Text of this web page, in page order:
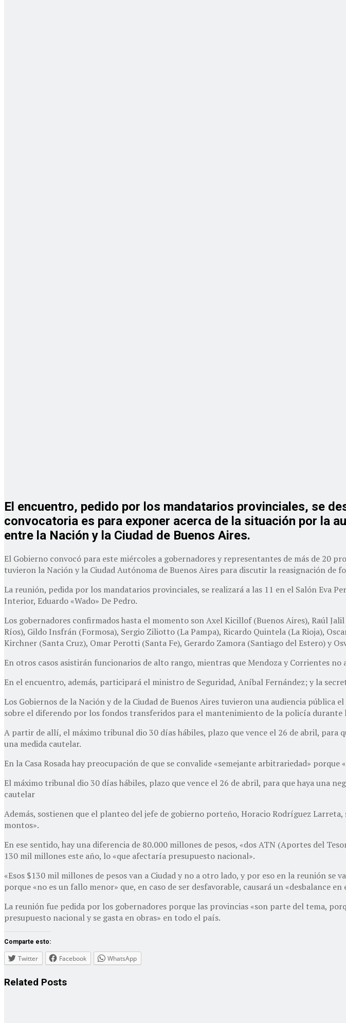
El encuentro, pedido por los mandatarios provinciales, se
convocatoria es para exponer acerca de la situación por la
entre la Nación y la Ciudad de Buenos Aires.
El Gobierno convocó para este miércoles a gobernadores y representantes de más de 20
tuvieron la Nación y la Ciudad Autónoma de Buenos Aires para discutir la reasignación
La reunión, pedida por los mandatarios provinciales, se realizará a las 11 en el Salón Eva
Interior, Eduardo «Wado» De Pedro.
Los gobernadores confirmados hasta el momento son Axel Kicillof (Buenos Aires), Raúl
Ríos), Gildo Insfrán (Formosa), Sergio Ziliotto (La Pampa), Ricardo Quintela (La Rioja),
Kirchner (Santa Cruz), Omar Perotti (Santa Fe), Gerardo Zamora (Santiago del Estero) y
En otros casos asistirán funcionarios de alto rango, mientras que Mendoza y Corrientes
En el encuentro, además, participará el ministro de Seguridad, Aníbal Fernández; y la
Los Gobiernos de la Nación y de la Ciudad de Buenos Aires tuvieron una audiencia
sobre el diferendo por los fondos transferidos para el mantenimiento de la policía durante
A partir de allí, el máximo tribunal dio 30 días hábiles, plazo que vence el 26 de abril,
una medida cautelar.
En la Casa Rosada hay preocupación de que se convalide «semejante arbitrariedad»
El máximo tribunal dio 30 días hábiles, plazo que vence el 26 de abril, para que haya una
cautelar
Además, sostienen que el planteo del jefe de gobierno porteño, Horacio Rodríguez
montos».
En ese sentido, hay una diferencia de 80.000 millones de pesos, «dos ATN (Aportes del
130 mil millones este año, lo «que afectaría presupuesto nacional».
«Esos $130 mil millones de pesos van a Ciudad y no a otro lado, y por eso en la reunión se
porque «no es un fallo menor» que, en caso de ser desfavorable, causará un «desbalance
La reunión fue pedida por los gobernadores porque las provincias «son parte del tema,
presupuesto nacional y se gasta en obras» en todo el país.
Comparte esto:
Twitter Facebook WhatsApp
Related Posts